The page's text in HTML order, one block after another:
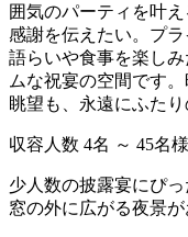
囲気のパーティを叶
感謝を伝えたい。プ
語らいや食事を楽し
ムな祝宴の空間です
眺望も、永遠にふたり
収容人数 4名 ～ 45名様
少人数の披露宴にぴっ
窓の外に広がる夜景